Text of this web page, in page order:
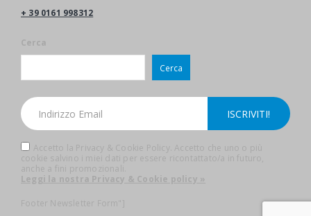
+ 39 0161 998312
Cerca
Cerca
Accetto la Privacy & Cookie Policy. Accetto che uno o più
cookie salvino i miei dati per essere ricontattato/a in futuro,
anche a fini promozionali.
Leggi la nostra Privacy & Cookie policy »
Footer Newsletter Form"]